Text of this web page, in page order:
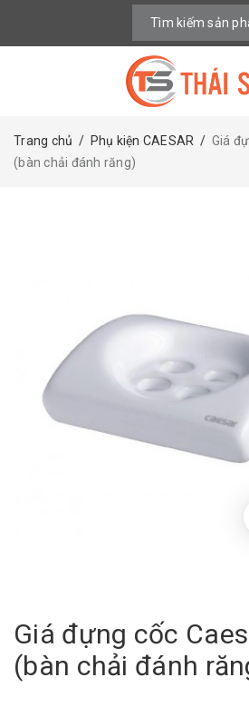
Trang chủ / Phụ kiện CAESAR / Giá
(bàn chải đánh răng)
Giá đựng cốc
(bàn chải đánh